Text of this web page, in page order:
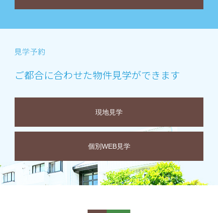
ご都合に合わせた物件見学ができます
現地見学
個別WEB見学